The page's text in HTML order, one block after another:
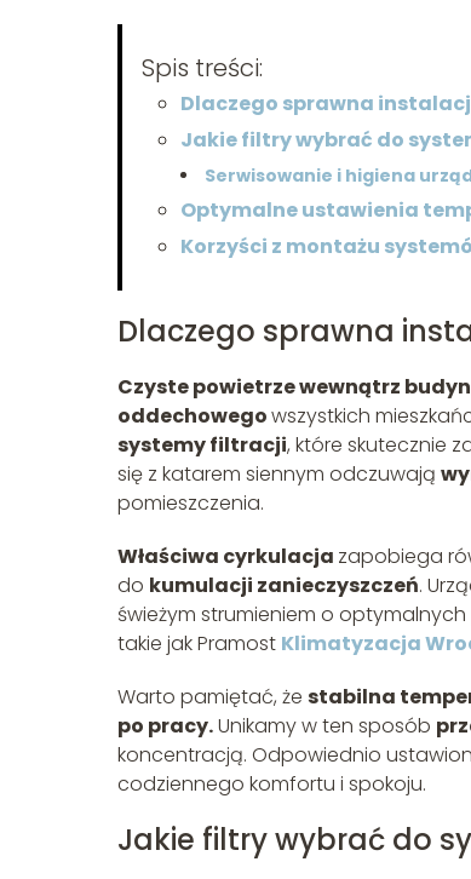
Spis treści:
Dlaczego sprawna
Jakie filtry wybrać do
Serwisowanie i higiena
Optymalne ustawienia
Korzyści z montażu
Dlaczego sprawna
Czyste powietrze wewnątrz
oddechowegowszystkich
systemy filtracji, które skutecznie
się z katarem siennym odczuwają
pomieszczenia.
Właściwa cyrkulacja zapobiega
do kumulacji zanieczyszczeń.
świeżym strumieniem o
takie jak Pramost Klimatyzacja
Warto pamiętać, że stabilna
po pracy.Unikamy w ten sposób
koncentracją. Odpowiednio
codziennego komfortu i spokoju.
Jakie filtry wybrać do